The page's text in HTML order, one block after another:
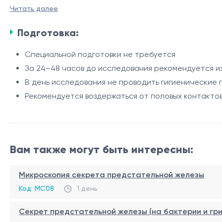
реактивации латентного процесса. Цитомегаловирус
Показания
Подозрение на активную цитомегаловирусную
Обследование пациентов с иммунодефицитными
Мониторинг при вирусных инфекциях
Наличие клинических симптомов инфекции
Полученный материал используется для
Метод исследования
Источники:
Читать далее
Подготовка:
Специальной подготовки не требуется
За 24–48 часов до исследования рекомендуется
В день исследования не проводить
Рекомендуется воздержаться от половых
Вам также могут быть интересны:
Микроскопия секрета предстательной железы
Код: MC08 1 день
Секрет предстательной железы (на бактерии и